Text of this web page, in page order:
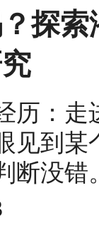
探
历：
见到
断没